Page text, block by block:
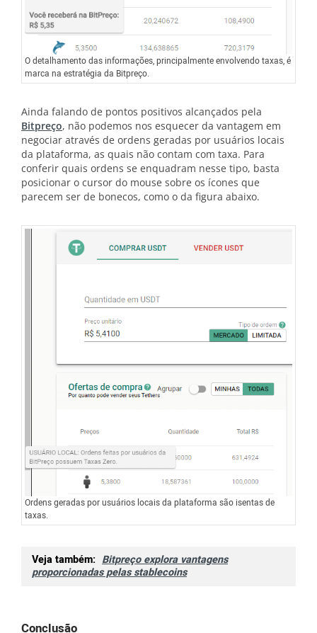
O detalhamento das informações, principalmente envolvendo taxas, é
marca na estratégia da Bitpreço.
Ainda falando de pontos positivos alcançados pela
Bitpreço, não podemos nos esquecer da vantagem em
negociar através de ordens geradas por usuários locais
da plataforma, as quais não contam com taxa. Para
conferir quais ordens se enquadram nesse tipo, basta
posicionar o cursor do mouse sobre os ícones que
parecem ser de bonecos, como o da figura abaixo.
Ordens geradas por usuários locais da plataforma são isentas de
taxas.
Veja também: Bitpreço explora vantagens
proporcionadas pelas stablecoins
Conclusão